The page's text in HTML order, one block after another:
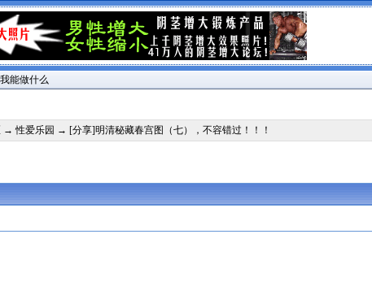
我能做什么
→性爱乐园 → [分享]明清秘藏春宫图（七），不容错过！！！